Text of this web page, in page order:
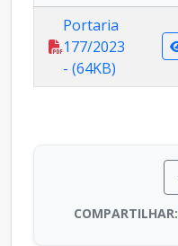
Portaria
177/2023
- (64KB)
COMPARTILHAR: